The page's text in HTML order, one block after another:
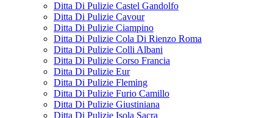
Ditta Di Pulizie Castel Gandolfo
Ditta Di Pulizie Cavour
Ditta Di Pulizie Ciampino
Ditta Di Pulizie Cola Di Rienzo Roma
Ditta Di Pulizie Colli Albani
Ditta Di Pulizie Corso Francia
Ditta Di Pulizie Eur
Ditta Di Pulizie Fleming
Ditta Di Pulizie Furio Camillo
Ditta Di Pulizie Giustiniana
Ditta Di Pulizie Isola Sacra